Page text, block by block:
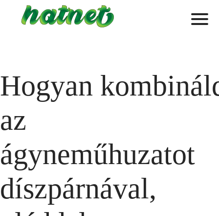
Hogyan
az
ágyneműhuzatot
díszpárnával,